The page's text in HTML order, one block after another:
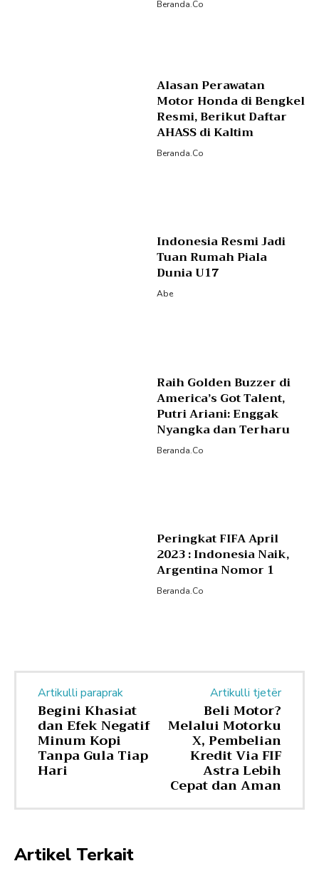
Beranda.co
Alasan Perawatan
Motor Honda di Bengkel
Resmi, Berikut Daftar
AHASS di Kaltim
Beranda.co
Indonesia Resmi Jadi
Tuan Rumah Piala
Dunia U17
Abe
Raih Golden Buzzer di
America’s Got Talent,
Putri Ariani: Enggak
Nyangka dan Terharu
Beranda.co
Peringkat FIFA April
2023 : Indonesia Naik,
Argentina Nomor 1
Beranda.co
Artikulli paraprak
Begini Khasiat
dan Efek Negatif
Minum Kopi
Tanpa Gula Tiap
Hari
Artikulli tjetër
Beli Motor?
Melalui Motorku
X, Pembelian
Kredit Via FIF
Astra Lebih
Cepat dan Aman
Artikel Terkait